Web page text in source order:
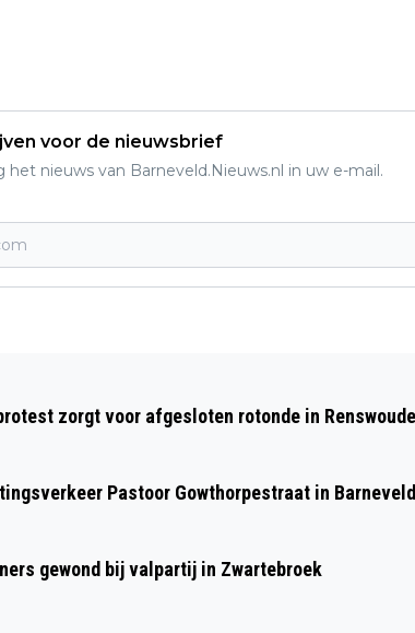
voor de nieuwsbrief
het nieuws van Barneveld.Nieuws.nl in uw e-mail.
GELDERSE
DE BANENMARKT
zorgt voor afgesloten rotonde in
Pastoor Gowthorpestraat in Barneveld
gewond bij valpartij in Zwartebroek